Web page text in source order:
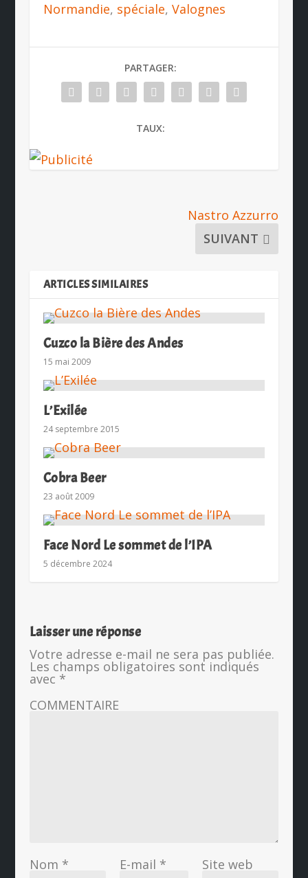
Normandie, spéciale, Valognes
PARTAGER:
TAUX:
Nastro Azzurro
SUIVANT
ARTICLES SIMILAIRES
Cuzco la Bière des Andes
15 mai 2009
L’Exilée
24 septembre 2015
Cobra Beer
23 août 2009
Face Nord Le sommet de l’IPA
5 décembre 2024
Laisser une réponse
Votre adresse e-mail ne sera pas publiée.
Les champs obligatoires sont indiqués
avec *
COMMENTAIRE
Nom * E-mail * Site web